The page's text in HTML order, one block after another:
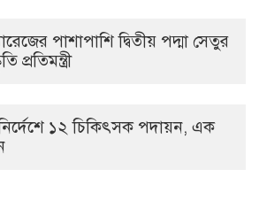
পাশাপাশি দ্বিতীয় পদ্মা সেতুর
প্রতিমন্ত্রী
নির্দেশে ১২ চিকিৎসক পদায়ন, এক